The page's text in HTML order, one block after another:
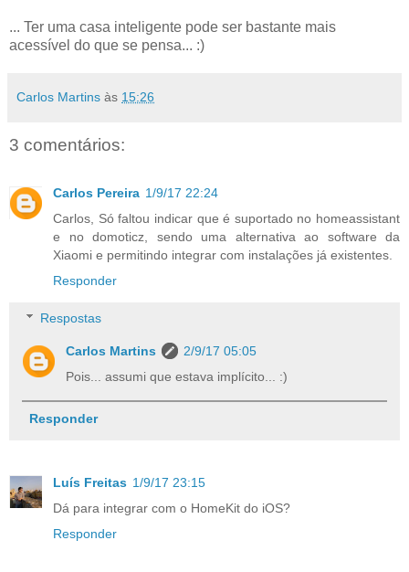
... Ter uma casa inteligente pode ser bastante mais
acessível do que se pensa... :)
Carlos Martins às 15:26
3 comentários:
Carlos Pereira 1/9/17 22:24
Carlos, Só faltou indicar que é suportado no homeassistant
e no domoticz, sendo uma alternativa ao software da
Xiaomi e permitindo integrar com instalações já existentes.
Responder
Respostas
Carlos Martins
2/9/17 05:05
Pois... assumi que estava implícito... :)
Responder
Luís Freitas 1/9/17 23:15
Dá para integrar com o HomeKit do iOS?
Responder